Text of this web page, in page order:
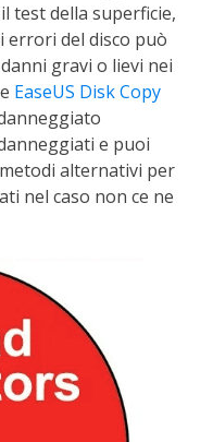
test della superficie,
del disco può
gravi o lievi nei
EaseUS Disk Copy
e puoi
alternativi per
nel caso non ce ne